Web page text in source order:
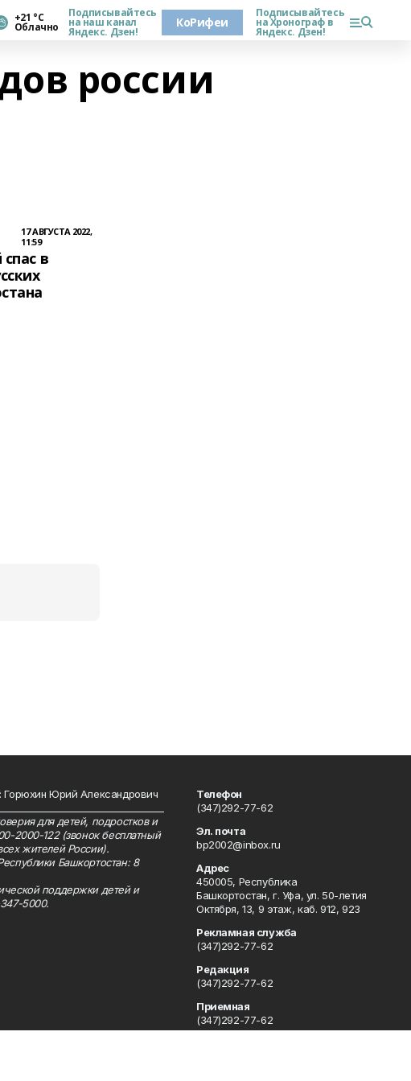
+21 °С
Облачно
Подписывайтесь
на наш канал
Яндекс. Дзен!
КоРифеи
Подписывайтесь
на Хронограф в
Яндекс. Дзен!
россии
17 АВГУСТА 2022,
11:59
в
Горюхин Юрий Александрович
для детей, подростков и
2000-122 (звонок бесплатный
жителей России).
Башкортостан: 8
поддержки детей и
5000.
Телефон
(347)292-77-62
Эл. почта
bp2002@inbox.ru
Адрес
450005, Республика
Башкортостан, г. Уфа, ул. 50-летия
Октября, 13, 9 этаж, каб. 912, 923
Рекламная служба
(347)292-77-62
Редакция
(347)292-77-62
Приемная
(347)292-77-62